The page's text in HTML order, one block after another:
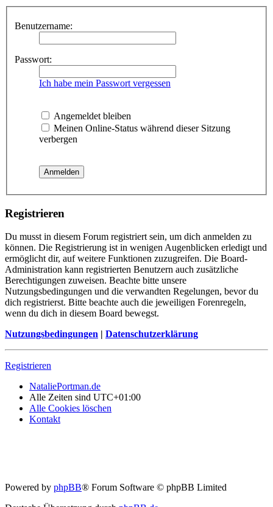
Benutzername:
Passwort:
Ich habe mein Passwort vergessen
Angemeldet bleiben
Meinen Online-Status während dieser Sitzung
verbergen
Registrieren
Du musst in diesem Forum registriert sein, um dich anmelden zu
können. Die Registrierung ist in wenigen Augenblicken erledigt und
ermöglicht dir, auf weitere Funktionen zuzugreifen. Die Board-
Administration kann registrierten Benutzern auch zusätzliche
Berechtigungen zuweisen. Beachte bitte unsere
Nutzungsbedingungen und die verwandten Regelungen, bevor du
dich registrierst. Bitte beachte auch die jeweiligen Forenregeln,
wenn du dich in diesem Board bewegst.
Nutzungsbedingungen | Datenschutzerklärung
Registrieren
NataliePortman.de
Alle Zeiten sind UTC+01:00
Alle Cookies löschen
Kontakt
Powered by phpBB® Forum Software © phpBB Limited